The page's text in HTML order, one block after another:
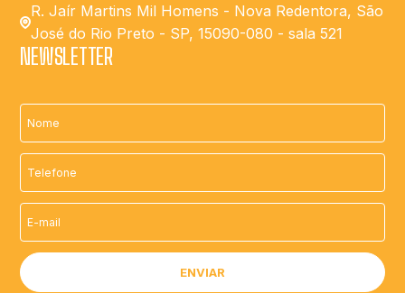
R. Jaír Martins Mil Homens - Nova Redentora, São
José do Rio Preto - SP, 15090-080 - sala 521
NEWSLETTER